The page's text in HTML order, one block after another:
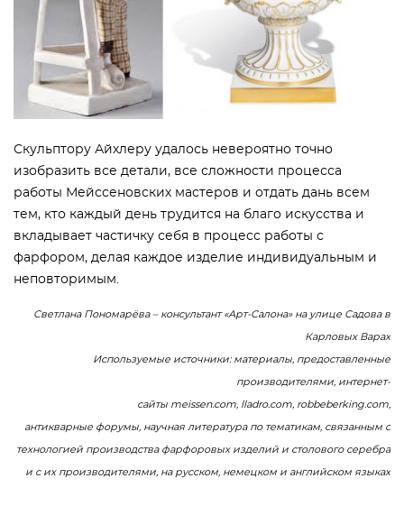
Скульптору Айхлеру удалось невероятно точно
изобразить все детали, все сложности процесса
работы Мейссеновских мастеров и отдать дань всем
тем, кто каждый день трудится на благо искусства и
вкладывает частичку себя в процесс работы с
фарфором, делая каждое изделие индивидуальным и
неповторимым.
Светлана Пономарёва – консультант «Арт-Салона» на улице Садова в
Карловых Варах
Используемые источники: материалы, предоставленные
производителями, интернет-
сайты meissen.com, lladro.com, robbeberking.com,
антикварные форумы, научная литература по тематикам, связанным с
технологией производства фарфоровых изделий и столового серебра
и с их производителями, на русском, немецком и английском языках